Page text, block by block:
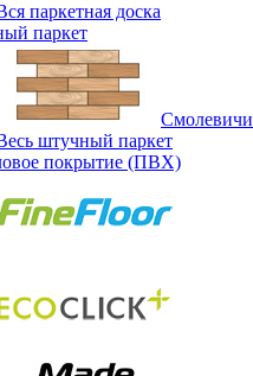
паркетная доска
паркет
Смолевичи
штучный паркет
покрытие (ПВХ)